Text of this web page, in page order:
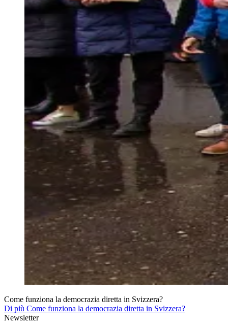
Come funziona la democrazia diretta in Svizzera?
Di più Come funziona la democrazia diretta in Svizzera?
Newsletter